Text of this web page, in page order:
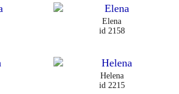
Elena
id 2158
Helena
id 2215